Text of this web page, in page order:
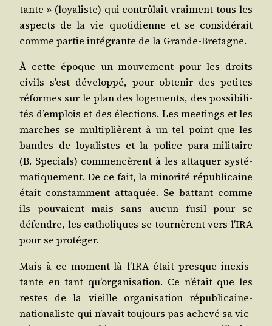
tante » (loya­liste) qui contrô­lait vrai­ment tous les
aspects de la vie quo­ti­dienne et se consi­dé­rait
comme par­tie inté­grante de la Grande-Bretagne.
À cette époque un mou­ve­ment pour les droits
civils s’est déve­lop­pé, pour obte­nir des petites
réformes sur le plan des loge­ments, des pos­si­bi­li­
tés d’emplois et des élec­tions. Les mee­tings et les
marches se mul­ti­plièrent à un tel point que les
bandes de loya­listes et la police para-mili­taire
(B. Spe­cials) com­men­cèrent à les atta­quer sys­té­
ma­ti­que­ment. De ce fait, la mino­ri­té répu­bli­caine
était constam­ment atta­quée. Se bat­tant comme
ils pou­vaient mais sans aucun fusil pour se
défendre, les catho­liques se tour­nèrent vers l’I­RA
pour se protéger.
Mais à ce moment-là l’I­RA était presque inexis­
tante en tant qu’or­ga­ni­sa­tion. Ce n’é­tait que les
restes de la vieille orga­ni­sa­tion répu­bli­caine-
natio­na­liste qui n’a­vait tou­jours pas ache­vé sa vic­